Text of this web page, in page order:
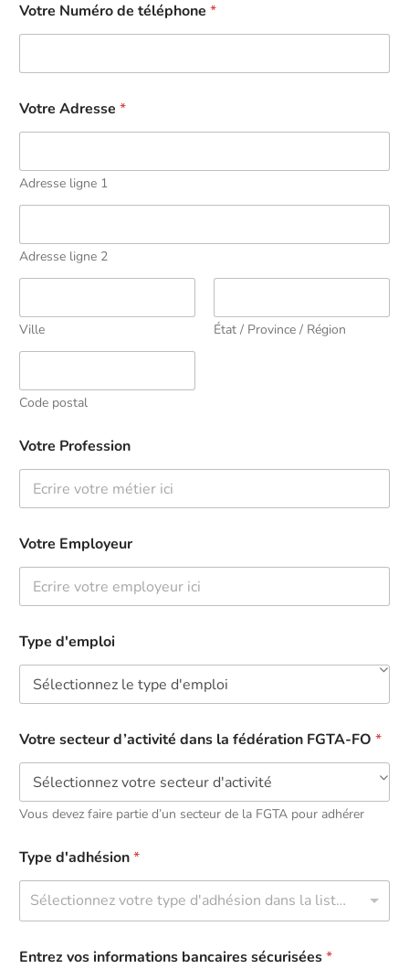
Votre Numéro de téléphone *
Votre Adresse *
Adresse ligne 1
Adresse ligne 2
Ville État / Province / Région
Code postal
Votre Profession
Votre Employeur
Type d'emploi
Votre secteur d’activité dans la fédération FGTA-FO *
Vous devez faire partie d’un secteur de la FGTA pour adhérer
Type d'adhésion*
Sélectionnez votre type d'adhésion dans la liste déroulante
Entrez vos informations bancaires sécurisées*